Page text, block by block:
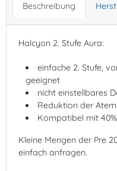
Beschreibung
Halcyon 2. Stufe Aura:
einfache 2. Stufe,
geeignet
nicht einstellbares
Reduktion der
Kompatibel mit
Kleine Mengen der Pre
einfach anfragen.